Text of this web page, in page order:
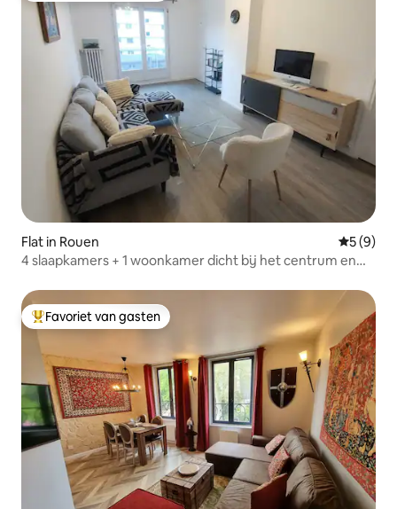
Flat in Rouen
5 (9)
4 slaapkamers + 1 woonkamer dicht bij het centrum en
Topfavoriet van gasten
Favoriet van gasten